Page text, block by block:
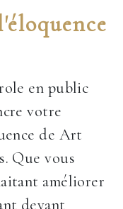
en public
votre
de Art
Que vous
améliorer
devant